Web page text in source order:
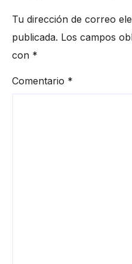
Tu dirección de correo
publicada. Los campos
con *
Comentario *